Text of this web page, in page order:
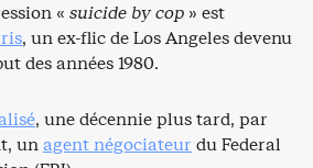
« suicide by cop » est
, un ex-flic de Los Angeles devenu
des années 1980.
, une décennie plus tard, par
unagent négociateur du Federal